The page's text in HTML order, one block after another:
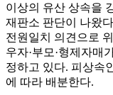
이상의 유산 상속을
재판소 판단이 나왔
전원일치 의견으로
우자·부모·형제자매
정하고 있다. 피상속
에 따라 배분한다.